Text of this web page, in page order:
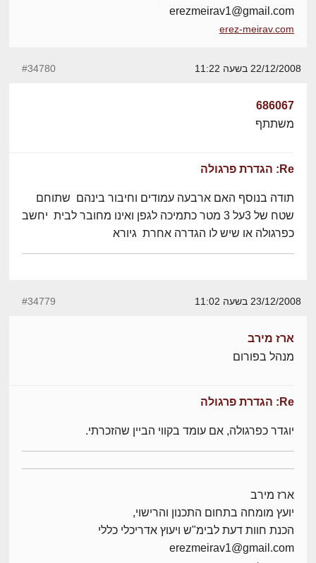
erezmeirav1@gmail.com
erez-meirav.com
22/12/2008 בשעה 11:22 #34780
686067
משתתף
Re: הגדרת פרגולה
תודה בנוסף האם ארבעה עמודים וחיבור בינהם שתוחם
שטח של 3על 3 מטר כתמיכה לגפן ואינו מחובר לבית יחשב
כפרגולה או שיש לו הגדרה אחרת גיורא
23/12/2008 בשעה 11:02 #34779
ארז מירב
מנהל בפורום
Re: הגדרת פרגולה
יוגדר כפרגולה, אם עומד בקווי הביין שהזכרתי.
ארז מירב
יועץ מומחה בתחום התכנון והרישוי,
הכנת חוות דעת לבימ"ש ויעוץ אדריכלי כללי
erezmeirav1@gmail.com